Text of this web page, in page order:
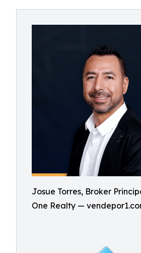
Josue Torres, Broker
One Realty —